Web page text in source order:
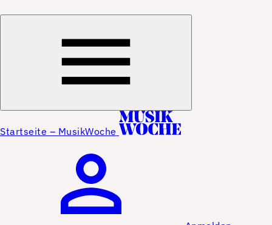
Startseite – MusikWoche